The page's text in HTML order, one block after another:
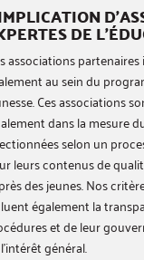
DE
associations
au sein du
Ces associations
dans la mesure
selon un
leurs contenus de
des jeunes. Nos
également la
et de leur
général.